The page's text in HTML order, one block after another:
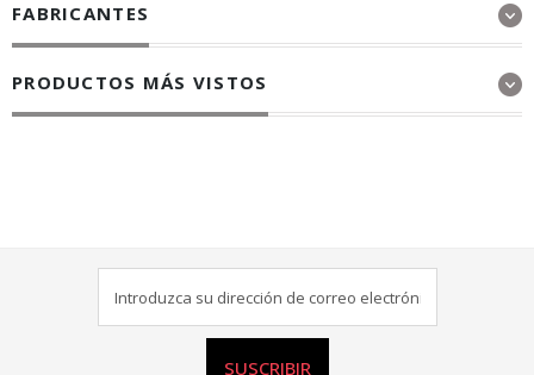
FABRICANTES
PRODUCTOS MÁS VISTOS
SUSCRIBIR